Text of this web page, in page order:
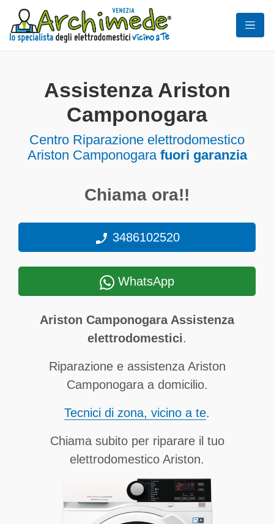
Assistenza Ariston
Camponogara
Centro Riparazione elettrodomestico
Ariston Camponogara fuori garanzia
Chiama ora!!
3486102520
WhatsApp
Ariston Camponogara Assistenza
elettrodomestici.
Riparazione e assistenza Ariston
Camponogara a domicilio.
Tecnici di zona, vicino a te.
Chiama subito per riparare il tuo
elettrodomestico Ariston.